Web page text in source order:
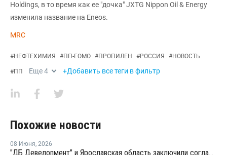
Holdings, в то время как ее "дочка" JXTG Nippon Oil & Energy
изменила название на Eneos.
MRC
#НЕФТЕХИМИЯ #ПП-ГОМО #ПРОПИЛЕН #РОССИЯ #НОВОСТЬ
#ПП Еще4 +Добавить все теги в фильтр
Похожие новости
08 Июня, 2026
"ДБ Девелопмент" и Ярославская область заключили соглашение по проекту завода полипропилена